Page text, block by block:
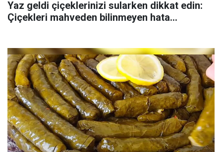
Yaz geldi çiçeklerinizi sularken dikkat edin:
Çiçekleri mahveden bilinmeyen hata...